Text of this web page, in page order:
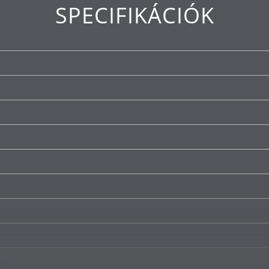
és egy kávézacc-tartót, amelyek könnyen
és az optimális praktikum érdekében a
és a levehető, mosogatógépben mosható
elvégezhető.
Doppio/dupla eszpresszó, americano, reggeli
SPECIFIKÁCIÓK